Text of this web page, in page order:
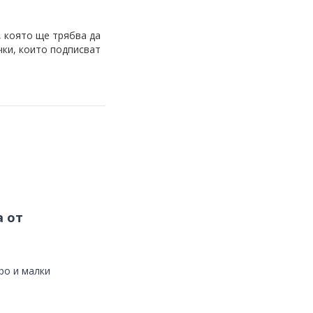
която ще трябва да
които подписват
от
и малки